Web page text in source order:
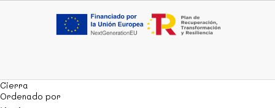
Cierra
Ordenado por